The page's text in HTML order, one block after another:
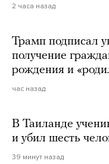
2 часа назад
Трамп подписал
получение
рождения и
час назад
В Таиланде
и убил шесть
39 минут назад